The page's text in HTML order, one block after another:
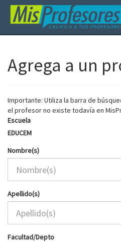
Agrega a un
Importante: Utiliza la barra de
el profesor no existe todavía en
Escuela
EDUCEM
Nombre(s)
Apellido(s)
Facultad/Depto